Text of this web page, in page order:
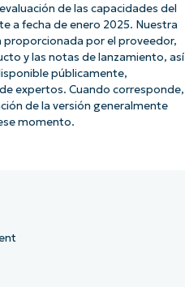
de las capacidades del
a fecha de enero 2025. Nuestra
proporcionada por el proveedor,
y las notas de lanzamiento, así
públicamente,
expertos. Cuando corresponde,
de la versión generalmente
momento.